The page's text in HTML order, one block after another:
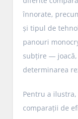
înnorate,
și tipul de
panouri
subțire —
determinarea
Pentru a
comparații de